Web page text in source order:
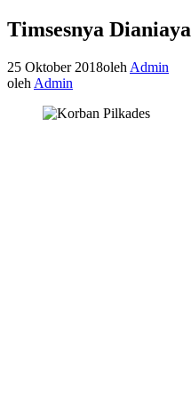
Timsesnya
25 Oktober 2018oleh Admin
oleh Admin